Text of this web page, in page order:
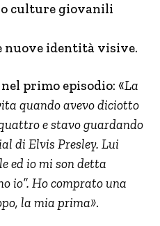
culture giovanili
nuove identità visive.
primo episodio: «La
quando avevo diciotto
e stavo guardando
di Elvis Presley. Lui
ed io mi son detta
io”. Ho comprato una
la mia prima».